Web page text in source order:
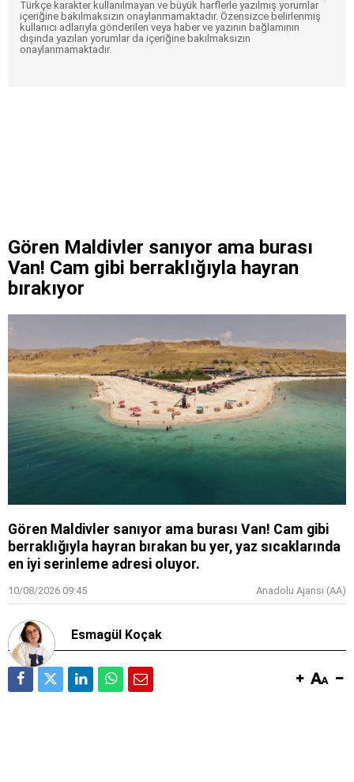
Türkçe karakter kullanılmayan ve büyük harflerle yazılmış yorumlar
içeriğine bakılmaksızın onaylanmamaktadır. Özensizce belirlenmiş
kullanıcı adlarıyla gönderilen veya haber ve yazının bağlamının
dışında yazılan yorumlar da içeriğine bakılmaksızın
onaylanmamaktadır.
Gören Maldivler sanıyor ama burası
Van! Cam gibi berraklığıyla hayran
bırakıyor
Gören Maldivler sanıyor ama burası Van! Cam gibi
berraklığıyla hayran bırakan bu yer, yaz sıcaklarında
en iyi serinleme adresi oluyor.
10/08/2026 09:45 Anadolu Ajansı (AA)
Esmagül Koçak